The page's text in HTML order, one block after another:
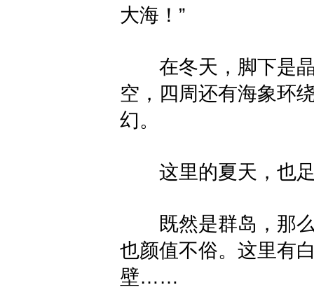
大海！”
在冬天，脚下是晶
空，四周还有海象环
幻。
这里的夏天，也足
既然是群岛，那么
也颜值不俗。这里有
壁……